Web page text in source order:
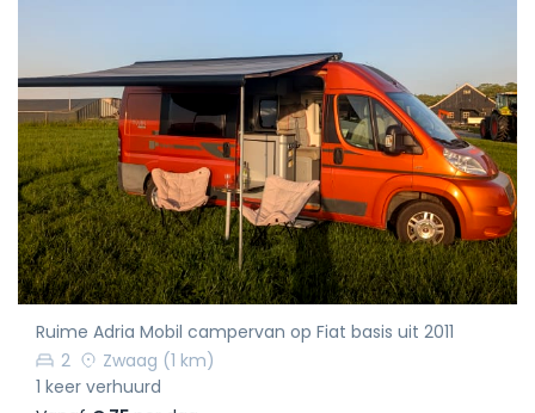
Ruime Adria Mobil campervan op Fiat basis uit 2011
2
Zwaag (1 km)
1 keer verhuurd